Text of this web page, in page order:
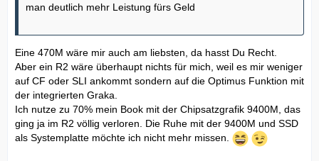
man deutlich mehr Leistung fürs Geld
Eine 470M wäre mir auch am liebsten, da hasst Du Recht.
Aber ein R2 wäre überhaupt nichts für mich, weil es mir weniger
auf CF oder SLI ankommt sondern auf die Optimus Funktion mit
der integrierten Graka.
Ich nutze zu 70% mein Book mit der Chipsatzgrafik 9400M, das
ging ja im R2 völlig verloren. Die Ruhe mit der 9400M und SSD
als Systemplatte möchte ich nicht mehr missen.